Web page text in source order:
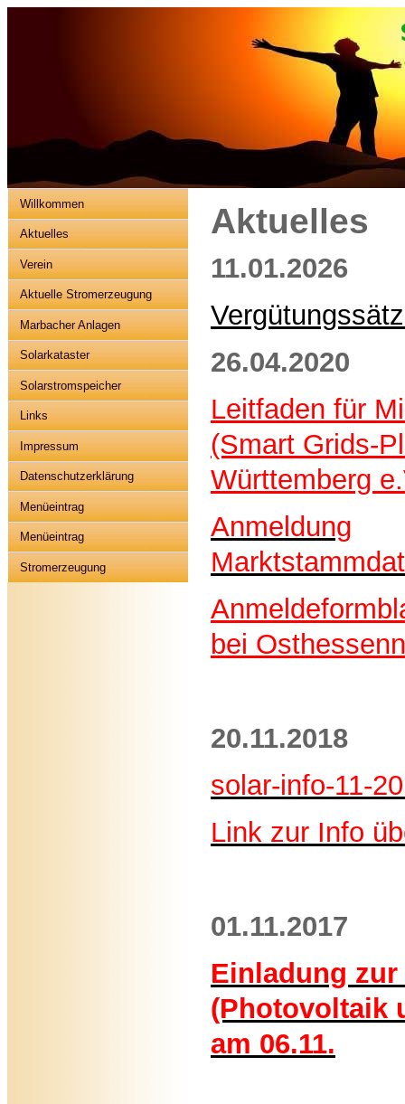
Willkommen
Aktuelles
Verein
Aktuelle Stromerzeugung
Marbacher Anlagen
Solarkataster
Solarstromspeicher
Links
Impressum
Datenschutzerklärung
Menüeintrag
Menüeintrag
Stromerzeugung
Aktuelles
11.01.2026
26.04.2020
Leitfaden für
(Smart Grids-
Württemberg
Anmeldung
bei
20.11.2018
solar-info-11-
Link zur Info
01.11.2017
Einladung
(Photovoltaik
am 06.11.